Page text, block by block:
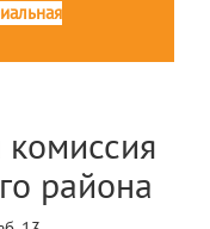
района